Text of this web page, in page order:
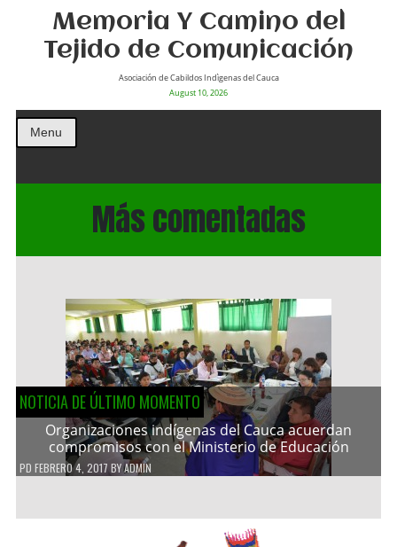
Memoria Y Camino del
Tejido de Comunicación
Asociación de Cabildos Indìgenas del Cauca
August 10, 2026
Menu
Más comentadas
NOTICIA DE ÚLTIMO MOMENTO
Organizaciones indígenas del Cauca acuerdan
compromisos con el Ministerio de Educación
PD FEBRERO 4, 2017 BYADMIN